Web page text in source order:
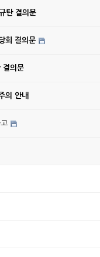
탄 결의문
회 결의문
결의문
의 안내